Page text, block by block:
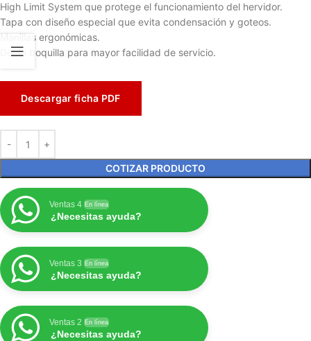
High Limit System que protege el funcionamiento del hervidor.
Tapa con diseño especial que evita condensación y goteos.
Manillas ergonómicas.
Doble boquilla para mayor facilidad de servicio.
Descargar ficha PDF
COTIZAR PRODUCTO
Ventas 4 En línea
¿Necesitas ayuda?
Ventas 3 En línea
¿Necesitas ayuda?
Ventas 2 En línea
¿Necesitas ayuda?